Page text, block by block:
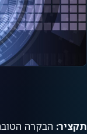
תקציר: הבקרה